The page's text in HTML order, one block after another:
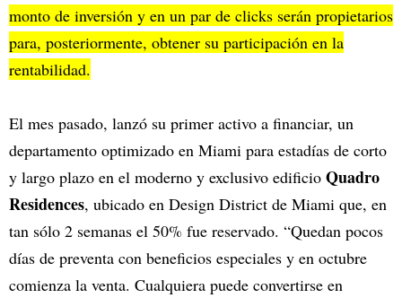
monto de inversión y en un par de clicks serán propietarios
para, posteriormente, obtener su participación en la
rentabilidad.
El mes pasado, lanzó su primer activo a financiar, un
departamento optimizado en Miami para estadías de corto
y largo plazo en el moderno y exclusivo edificio Quadro
Residences, ubicado en Design District de Miami que, en
tan sólo 2 semanas el 50% fue reservado. “Quedan pocos
días de preventa con beneficios especiales y en octubre
comienza la venta. Cualquiera puede convertirse en